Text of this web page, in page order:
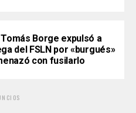
Borge expulsó a
del FSLN por «burgués»
con fusilarlo